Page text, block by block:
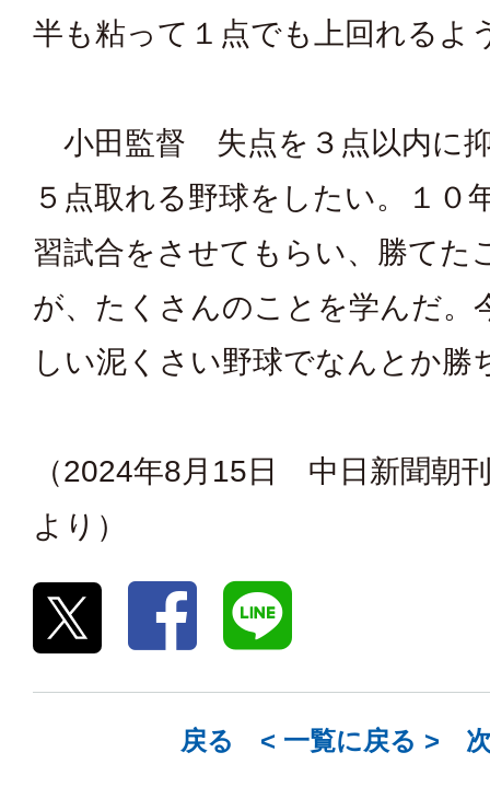
半も粘って１点でも上回れるよ
小田監督 失点を３点以内に
５点取れる野球をしたい。１０
習試合をさせてもらい、勝てた
が、たくさんのことを学んだ。
しい泥くさい野球でなんとか勝
（2024年8月15日 中日新聞朝
より）
戻る < 一覧に戻る >